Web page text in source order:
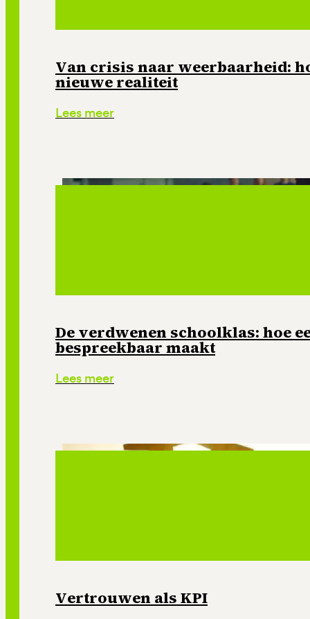
Van crisis naar weerbaarheid:
nieuwe realiteit
Lees meer
De verdwenen schoolklas: hoe
bespreekbaar maakt
Lees meer
Vertrouwen als KPI